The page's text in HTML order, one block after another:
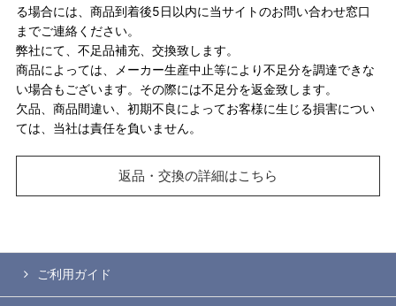
る場合には、商品到着後5日以内に当サイトのお問い合わせ窓口
までご連絡ください。
弊社にて、不足品補充、交換致します。
商品によっては、メーカー生産中止等により不足分を調達できな
い場合もございます。その際には不足分を返金致します。
欠品、商品間違い、初期不良によってお客様に生じる損害につい
ては、当社は責任を負いません。
返品・交換の詳細はこちら
ご利用ガイド